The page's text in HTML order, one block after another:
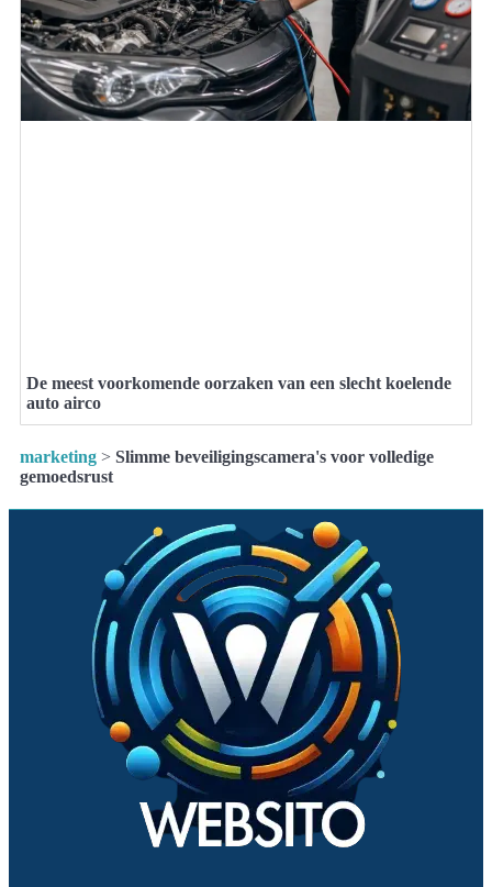
De meest voorkomende oorzaken van een slecht koelende
auto airco
marketing > Slimme beveiligingscamera's voor volledige
gemoedsrust